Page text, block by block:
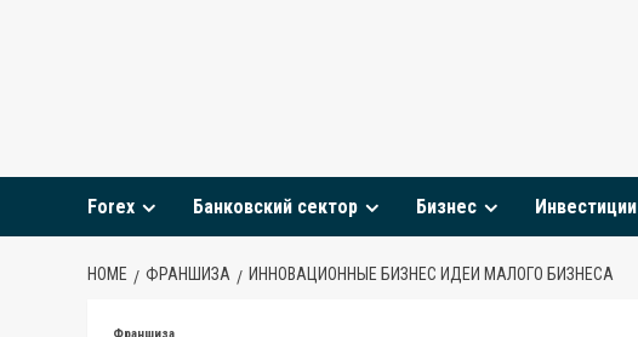
Forex Банковский сектор Бизнес Инвестиции
HOME ФРАНШИЗА ИННОВАЦИОННЫЕ БИЗНЕС ИДЕИ МАЛОГО БИЗНЕСА